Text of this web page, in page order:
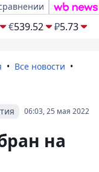
€539.52 ₽5.73
Все новости
06:03, 25 мая 2022
на